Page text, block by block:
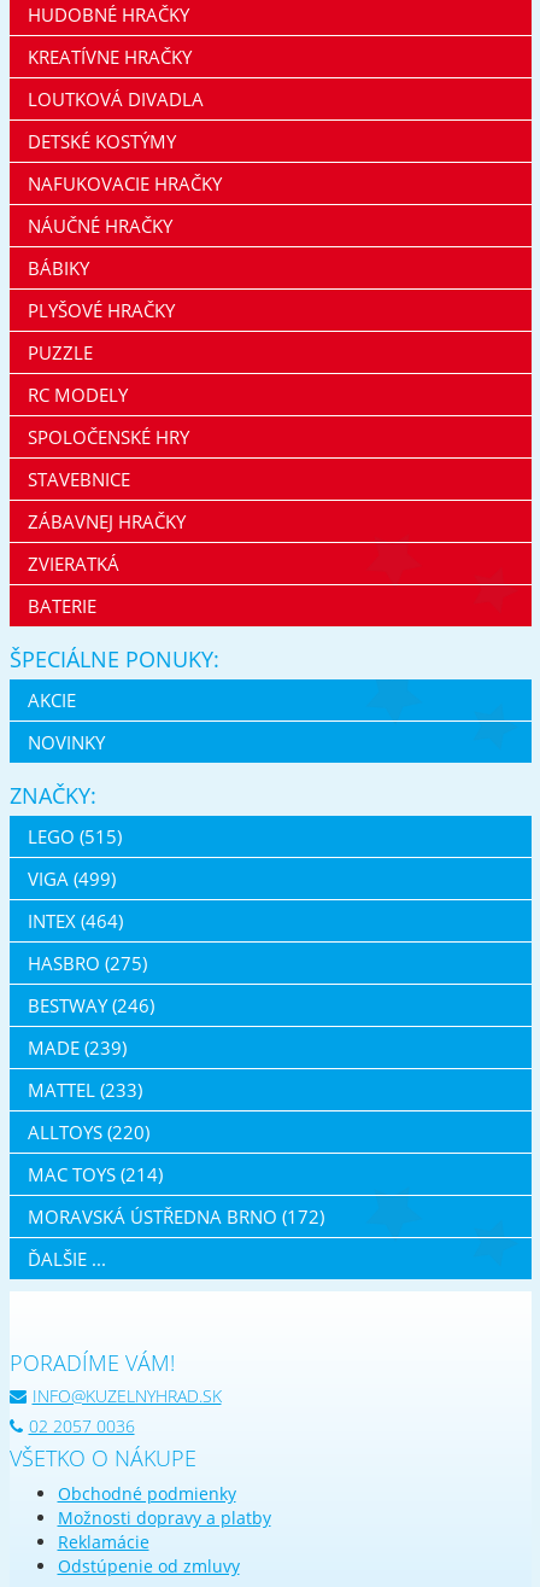
HUDOBNÉ HRAČKY
KREATÍVNE HRAČKY
LOUTKOVÁ DIVADLA
DETSKÉ KOSTÝMY
NAFUKOVACIE HRAČKY
NÁUČNÉ HRAČKY
BÁBIKY
PLYŠOVÉ HRAČKY
PUZZLE
RC MODELY
SPOLOČENSKÉ HRY
STAVEBNICE
ZÁBAVNEJ HRAČKY
ZVIERATKÁ
BATERIE
ŠPECIÁLNE PONUKY:
AKCIE
NOVINKY
ZNAČKY:
LEGO (515)
VIGA (499)
INTEX (464)
HASBRO (275)
BESTWAY (246)
MADE (239)
MATTEL (233)
ALLTOYS (220)
MAC TOYS (214)
MORAVSKÁ ÚSTŘEDNA BRNO (172)
ĎALŠIE ...
PORADÍME VÁM!
INFO@KUZELNYHRAD.SK
02 2057 0036
VŠETKO O NÁKUPE
Obchodné podmienky
Možnosti dopravy a platby
Reklamácie
Odstúpenie od zmluvy